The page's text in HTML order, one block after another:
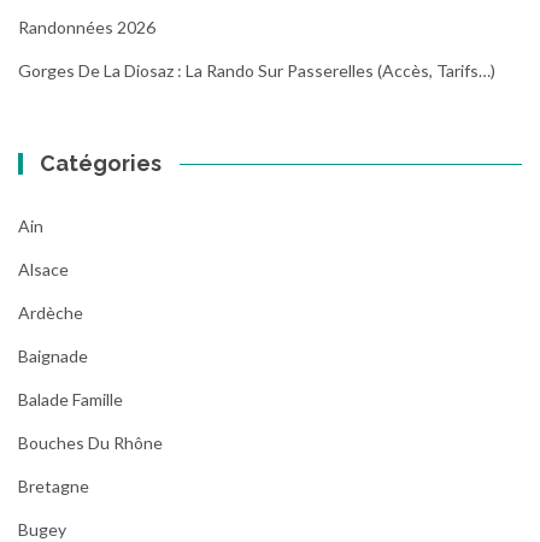
Randonnées 2026
Gorges De La Diosaz : La Rando Sur Passerelles (Accès, Tarifs…)
Catégories
Ain
Alsace
Ardèche
Baignade
Balade Famille
Bouches Du Rhône
Bretagne
Bugey